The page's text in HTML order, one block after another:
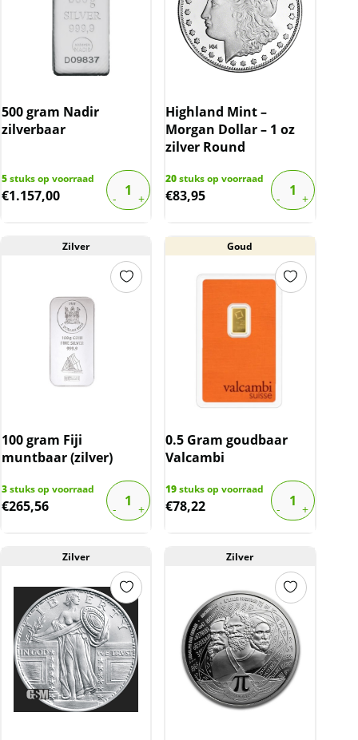
500 gram Nadir
zilverbaar
5stuks op voorraad
€1.157,00
Highland Mint –
Morgan Dollar – 1 oz
zilver Round
20stuks op voorraad
€83,95
Zilver
100 gram Fiji
muntbaar (zilver)
3stuks op voorraad
€265,56
Goud
0.5 Gram goudbaar
Valcambi
19stuks op voorraad
€78,22
Zilver Zilver